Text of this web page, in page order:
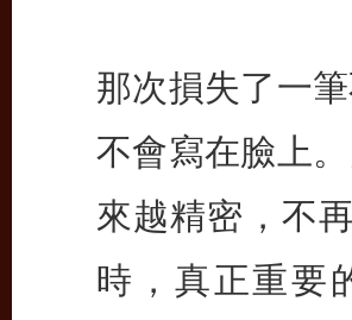
那次損失了一
不會寫在臉上
來越精密，不
時，真正重要